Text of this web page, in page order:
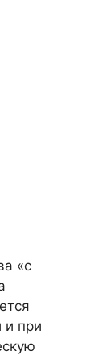
«с
и при